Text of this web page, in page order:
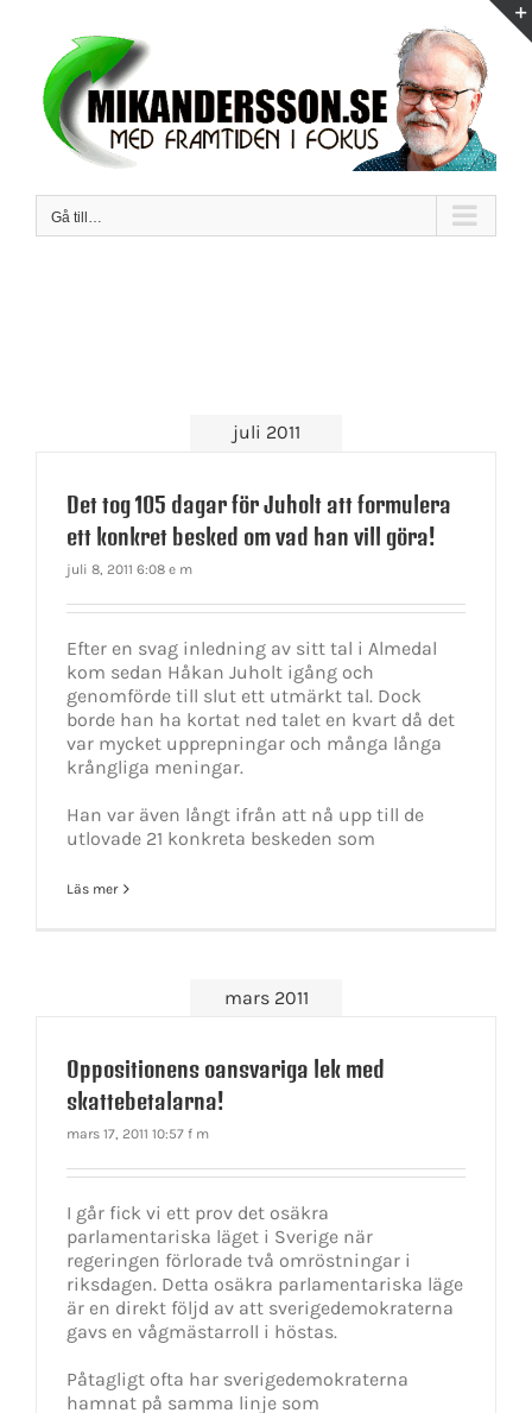
innehållet
Gå till…
juli 2011
Det tog 105 dagar för Juholt att formulera
ett konkret besked om vad han vill göra!
juli 8, 2011 6:08 e m
Efter en svag inledning av sitt tal i Almedal
kom sedan Håkan Juholt igång och
genomförde till slut ett utmärkt tal. Dock
borde han ha kortat ned talet en kvart då det
var mycket upprepningar och många långa
krångliga meningar.
Han var även långt ifrån att nå upp till de
utlovade 21 konkreta beskeden som
Läs mer
mars 2011
Oppositionens oansvariga lek med
skattebetalarna!
mars 17, 2011 10:57 f m
I går fick vi ett prov det osäkra
parlamentariska läget i Sverige när
regeringen förlorade två omröstningar i
riksdagen. Detta osäkra parlamentariska läge
är en direkt följd av att sverigedemokraterna
gavs en vågmästarroll i höstas.
Påtagligt ofta har sverigedemokraterna
hamnat på samma linje som